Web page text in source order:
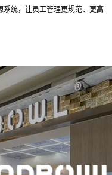
系统，让员工管理更规范、更高